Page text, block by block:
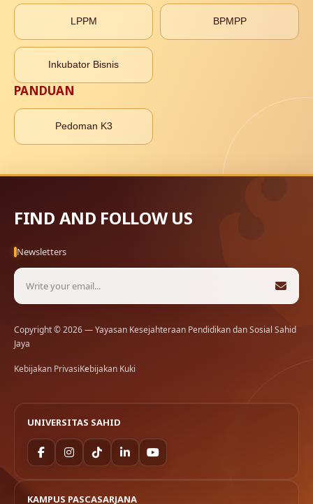
LPPM BPMPP
Inkubator Bisnis
PANDUAN
Pedoman K3
FIND AND FOLLOW US
Newsletters
Copyright © 2026 — Yayasan Kesejahteraan Pendidikan dan Sosial Sahid
Jaya
Kebijakan PrivasiKebijakan Kuki
UNIVERSITAS SAHID
KAMPUS PASCASARJANA